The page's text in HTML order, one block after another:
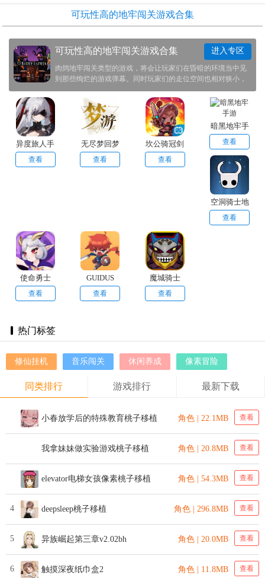
可玩性高的地牢闯关游戏合集
可玩性高的地牢闯关游戏合集
肉鸽地牢闯关类型的游戏，将会让玩家们在昏暗的环境当中见
到那些绚烂的游戏弹幕。同时玩家们的走位空间也相对狭小，
你需要根据自己的退路来合理安排路线。这次帮助玩家们整理
的地牢游戏，游戏性很强，相信大家一定会喜欢的！
进入专区
异度旅人手
游安卓版
查看
无尽梦回梦
游手游
查看
坎公骑冠剑
手游
查看
暗黑地牢手
游
查看
空洞骑士地
牢
查看
使命勇士
查看
GUIDUS
查看
魔城骑士
查看
热门标签
修仙挂机 音乐闯关 休闲养成 像素冒险
同类排行 游戏排行 最新下载
小春放学后的特殊教育桃子移植 角色 | 22.1MB 查看
我拿妹妹做实验游戏桃子移植 角色 | 20.8MB 查看
elevator电梯女孩像素桃子移植 角色 | 54.3MB 查看
4 deepsleep桃子移植 角色 | 296.8MB 查看
5 异族崛起第三章v2.02bh 角色 | 20.0MB 查看
6 触摸深夜纸巾盒2 角色 | 11.8MB 查看